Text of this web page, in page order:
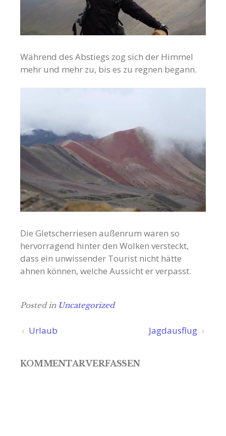
Während des Abstiegs zog sich der Himmel
mehr und mehr zu, bis es zu regnen begann.
Die Gletscherriesen außenrum waren so
hervorragend hinter den Wolken versteckt,
dass ein unwissender Tourist nicht hätte
ahnen können, welche Aussicht er verpasst.
Posted in Uncategorized
Beitragsnavigation
Urlaub Jagdausflug
KOMMENTAR VERFASSEN